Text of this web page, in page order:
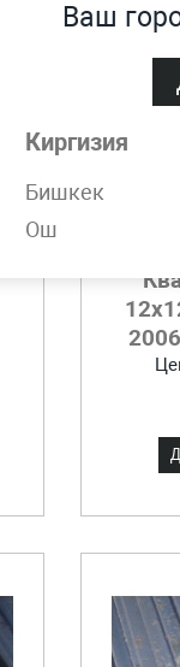
Ваш
Киргизия
Бишкек
Ош